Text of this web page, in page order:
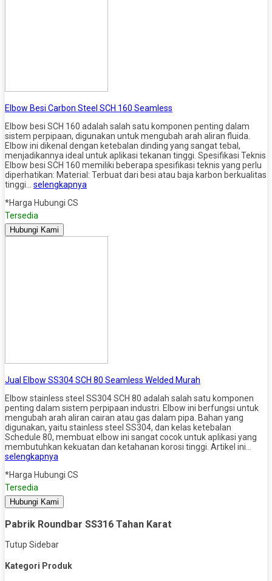
Elbow Besi Carbon Steel SCH 160 Seamless
Elbow besi SCH 160 adalah salah satu komponen penting dalam
sistem perpipaan, digunakan untuk mengubah arah aliran fluida.
Elbow ini dikenal dengan ketebalan dinding yang sangat tebal,
menjadikannya ideal untuk aplikasi tekanan tinggi. Spesifikasi Teknis
Elbow besi SCH 160 memiliki beberapa spesifikasi teknis yang perlu
diperhatikan: Material: Terbuat dari besi atau baja karbon berkualitas
tinggi… selengkapnya
*Harga Hubungi CS
Tersedia
Hubungi Kami
Jual Elbow SS304 SCH 80 Seamless Welded Murah
Elbow stainless steel SS304 SCH 80 adalah salah satu komponen
penting dalam sistem perpipaan industri. Elbow ini berfungsi untuk
mengubah arah aliran cairan atau gas dalam pipa. Bahan yang
digunakan, yaitu stainless steel SS304, dan kelas ketebalan
Schedule 80, membuat elbow ini sangat cocok untuk aplikasi yang
membutuhkan kekuatan dan ketahanan korosi tinggi. Artikel ini…
selengkapnya
*Harga Hubungi CS
Tersedia
Hubungi Kami
Pabrik Roundbar SS316 Tahan Karat
Tutup Sidebar
Kategori Produk